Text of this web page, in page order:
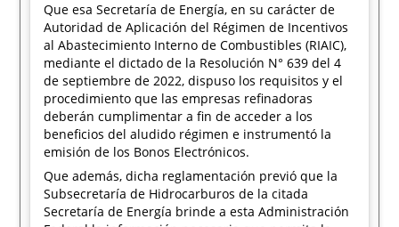
Que esa Secretaría de Energía, en su carácter de
Autoridad de Aplicación del Régimen de Incentivos
al Abastecimiento Interno de Combustibles (RIAIC),
mediante el dictado de la Resolución N° 639 del 4
de septiembre de 2022, dispuso los requisitos y el
procedimiento que las empresas refinadoras
deberán cumplimentar a fin de acceder a los
beneficios del aludido régimen e instrumentó la
emisión de los Bonos Electrónicos.
Que además, dicha reglamentación previó que la
Subsecretaría de Hidrocarburos de la citada
Secretaría de Energía brinde a esta Administración